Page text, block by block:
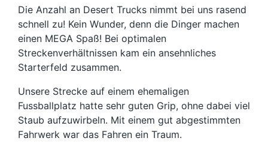
Die Anzahl an Desert Trucks nimmt bei uns rasend
schnell zu! Kein Wunder, denn die Dinger machen
einen MEGA Spaß! Bei optimalen
Streckenverhältnissen kam ein ansehnliches
Starterfeld zusammen.
Unsere Strecke auf einem ehemaligen
Fussballplatz hatte sehr guten Grip, ohne dabei viel
Staub aufzuwirbeln. Mit einem gut abgestimmten
Fahrwerk war das Fahren ein Traum.